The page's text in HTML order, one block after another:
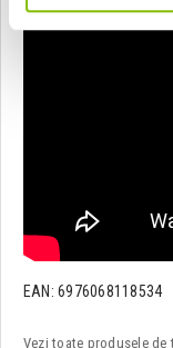
EAN: 6976068118534
Vezi toate produsele de